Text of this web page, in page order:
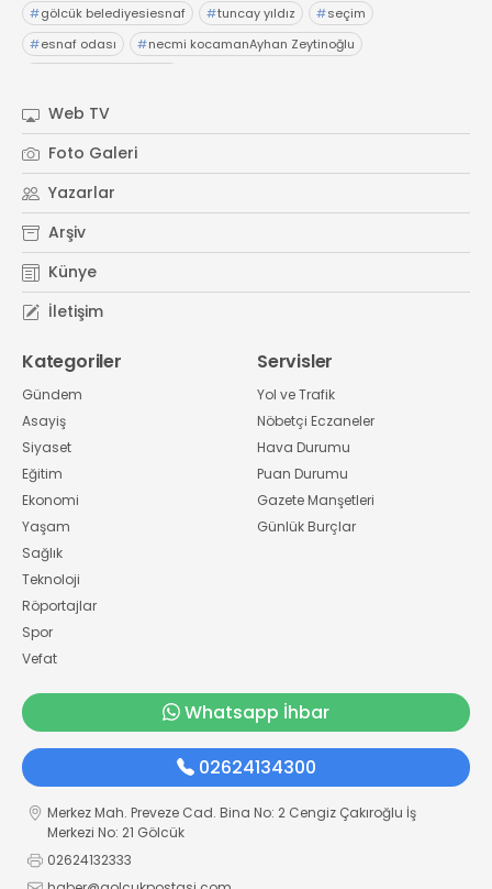
#gölcük belediyesiesnaf #tuncay yıldız #seçim
#esnaf odası #necmi kocamanAyhan Zeytinoğlu
Web TV
Foto Galeri
Yazarlar
Arşiv
Künye
İletişim
Kategoriler
Gündem
Asayiş
Siyaset
Eğitim
Ekonomi
Yaşam
Sağlık
Teknoloji
Röportajlar
Spor
Vefat
Servisler
Yol ve Trafik
Nöbetçi Eczaneler
Hava Durumu
Puan Durumu
Gazete Manşetleri
Günlük Burçlar
Whatsapp İhbar
02624134300
Merkez Mah. Preveze Cad. Bina No: 2 Cengiz Çakıroğlu İş
Merkezi No: 21 Gölcük
02624132333